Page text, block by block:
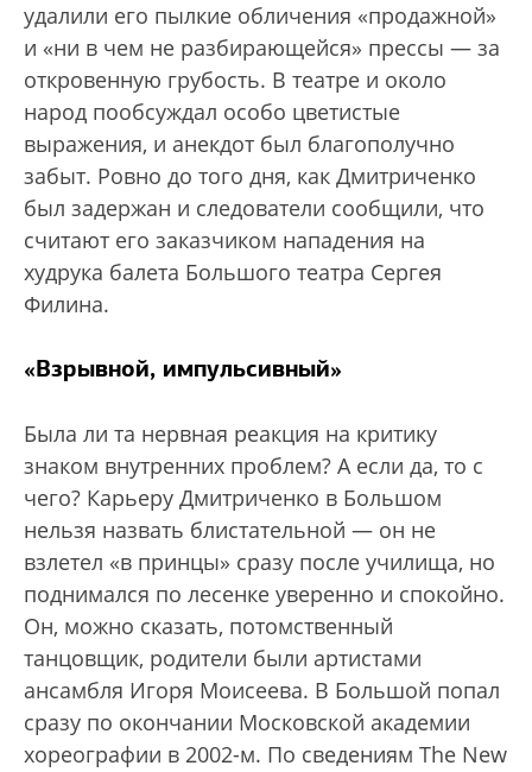
удалили его пылкие обличения «продажной»
и «ни в чем не разбирающейся» прессы — за
откровенную грубость. В театре и около
народ пообсуждал особо цветистые
выражения, и анекдот был благополучно
забыт. Ровно до того дня, как Дмитриченко
был задержан и следователи сообщили, что
считают его заказчиком нападения на
худрука балета Большого театра Сергея
Филина.
«Взрывной, импульсивный»
Была ли та нервная реакция на критику
знаком внутренних проблем? А если да, то с
чего? Карьеру Дмитриченко в Большом
нельзя назвать блистательной — он не
взлетел «в принцы» сразу после училища, но
поднимался по лесенке уверенно и спокойно.
Он, можно сказать, потомственный
танцовщик, родители были артистами
ансамбля Игоря Моисеева. В Большой попал
сразу по окончании Московской академии
хореографии в 2002-м. По сведениям The New